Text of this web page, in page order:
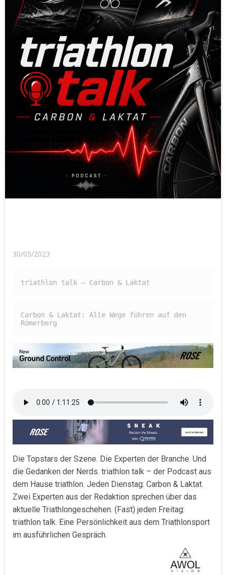
30/05/2023
triathlon talk – Carbon & Laktat
Carbon & Laktat: Alle Wege führen auf den
Römerberg
Die Topstars der Szene. Die Experten der Branche. Und
die Gedanken der Nerds. triathlon talk – der Podcast aus
dem Hause triathlon. Jeden Dienstag: Carbon & Laktat.
Zwei Experten aus der Redaktion sprechen über das
aktuelle Triathlongeschehen. (Fast) jeden Freitag:
triathlon talk. Eine Persönlichkeit aus dem Triathlonsport
im ausführlichen Gespräch.